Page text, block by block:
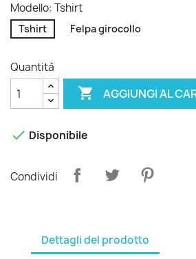
Modello: Tshirt
Tshirt Felpa girocollo
Quantità
 AGGIUNGI AL
 Disponibile
Condividi
Dettagli del prodotto